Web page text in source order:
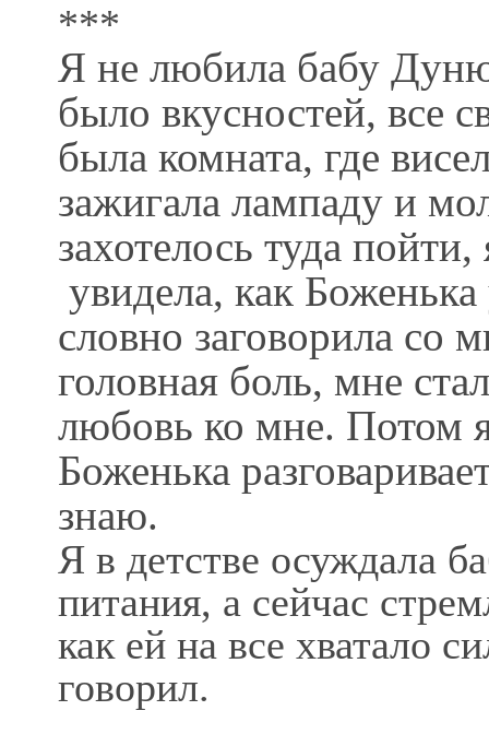
***
Я не любила бабу
было вкусностей, все
была комната, где
зажигала лампаду и
захотелось туда
увидела, как
словно заговорила со
головная боль, мне
любовь ко мне. Потом
Боженька
знаю.
Я в детстве осуждала
питания, а сейчас
как ей на все хватало
говорил.